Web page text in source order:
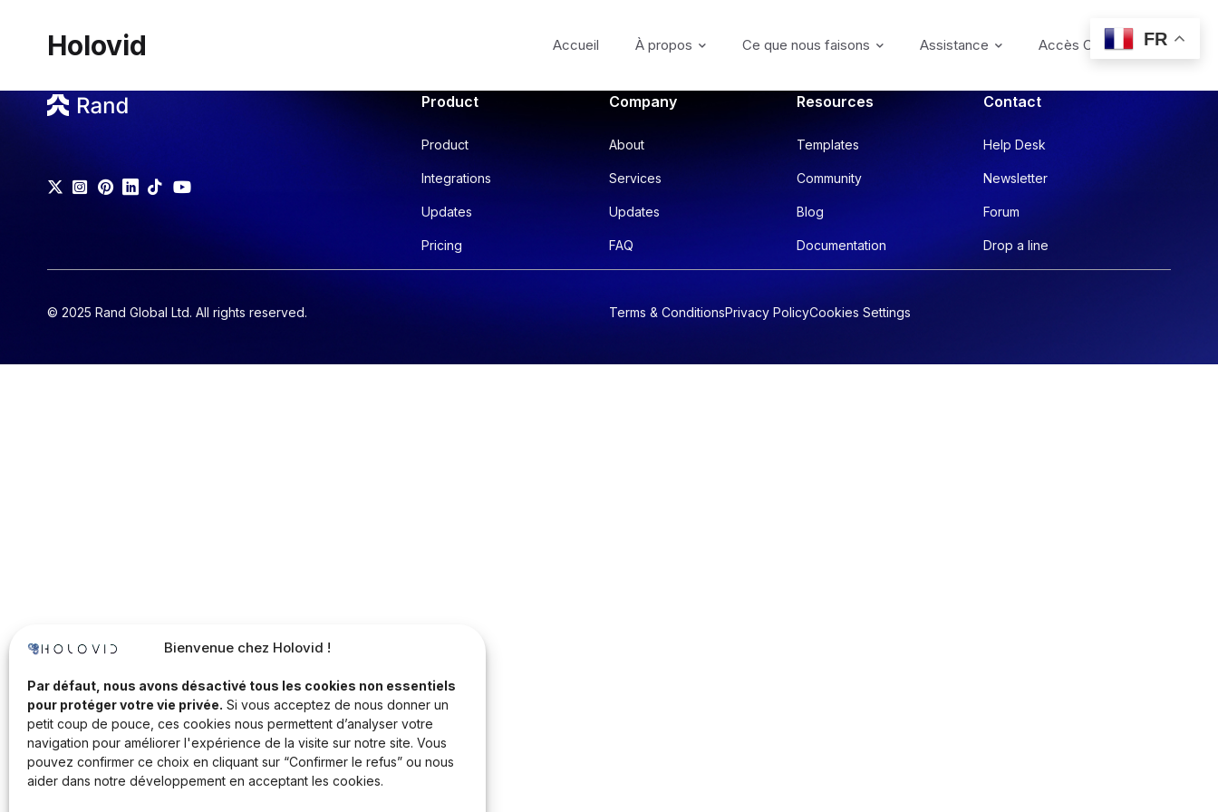
Bienvenue chez Holovid !
Par défaut, nous avons désactivé tous les cookies non essentiels
pour protéger votre vie privée. Si vous acceptez de nous donner un
petit coup de pouce, ces cookies nous permettent d’analyser votre
navigation pour améliorer l'expérience de la visite sur notre site. Vous
pouvez confirmer ce choix en cliquant sur “Confirmer le refus” ou nous
aider dans notre développement en acceptant les cookies.
Holovid Accueil À propos Ce que nous faisons Assistance Accès Coffre-fort
Product
Product
Integrations
Updates
Pricing
Company
About
Services
Updates
FAQ
Resources
Templates
Community
Blog
Documentation
Contact
Help Desk
Newsletter
Forum
Drop a line
© 2025 Rand Global Ltd. All rights reserved. Terms & ConditionsPrivacy PolicyCookies Settings
FR